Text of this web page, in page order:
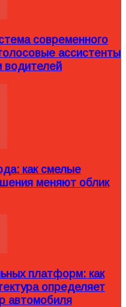
современного
ассистенты
водителей
как смелые
меняют облик
платформ: как
определяет
автомобиля